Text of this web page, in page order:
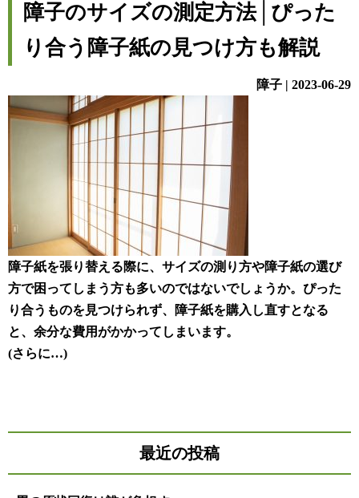
障子のサイズの測定方法│ぴった
り合う障子紙の見つけ方も解説
障子 | 2023-06-29
障子紙を張り替える際に、サイズの測り方や障子紙の選び
方で困ってしまう方も多いのではないでしょうか。ぴった
り合うものを見つけられず、障子紙を購入し直すとなる
と、余分な費用がかかってしまいます。
(さらに…)
最近の投稿